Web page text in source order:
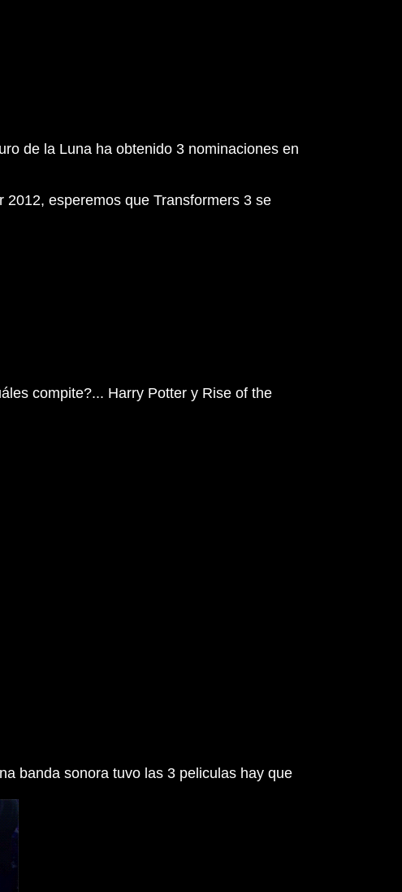
de la Luna ha obtenido 3 nominaciones en
esperemos que Transformers 3 se
compite?... Harry Potter y Rise of the
banda sonora tuvo las 3 peliculas hay que